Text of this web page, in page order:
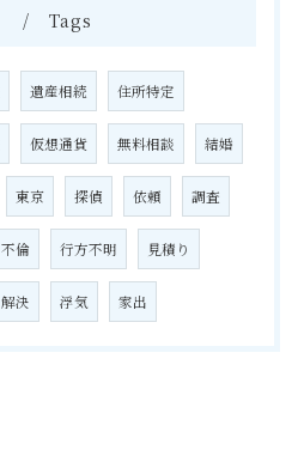
Tags
遺産相続 住所特定
仮想通貨 無料相談 結婚
東京 探偵 依頼 調査
不倫 行方不明 見積り
解決 浮気 家出